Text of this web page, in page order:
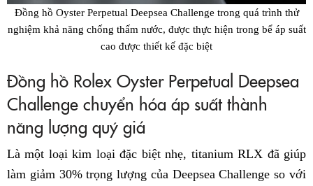
Đồng hồ Oyster Perpetual Deepsea Challenge trong quá trình thử
nghiệm khả năng chống thấm nước, được thực hiện trong bể áp suất
cao được thiết kế đặc biệt
Đồng hồ Rolex Oyster Perpetual Deepsea
Challenge chuyển hóa áp suất thành
năng lượng quý giá
Là một loại kim loại đặc biệt nhẹ, titanium RLX đã giúp
làm giảm 30% trọng lượng của Deepsea Challenge so với